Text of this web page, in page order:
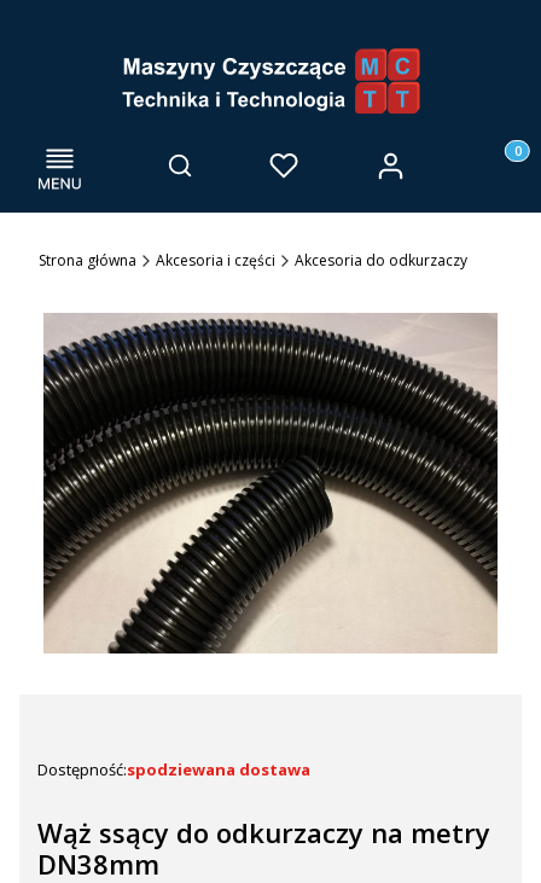
Menu Otwórz wyszukiwarkę
Szukaj Ulubione Zaloguj się
Strona główna Akcesoria i części Akcesoria do odkurzaczy
Dostępność:spodziewana dostawa
Wąż ssący do odkurzaczy na metry
DN38mm